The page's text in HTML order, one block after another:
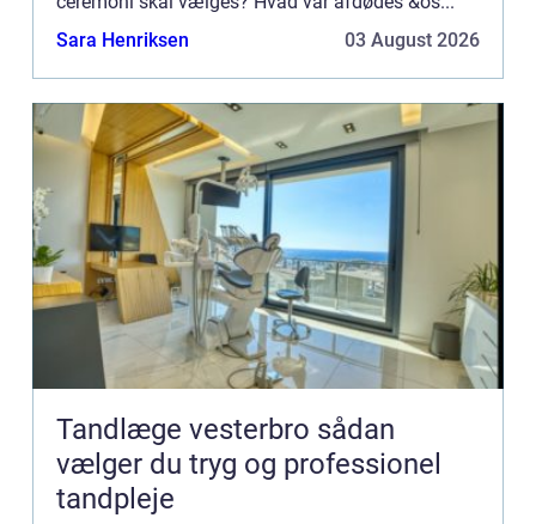
Sara Henriksen
03 August 2026
Tandlæge vesterbro sådan
vælger du tryg og professionel
tandpleje